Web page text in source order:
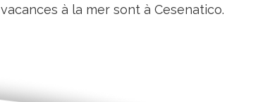
vacances à la mer sont à Cesenatico.